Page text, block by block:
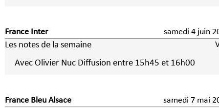
France Inter samedi 4
Les notes de la semaine
Avec Olivier Nuc Diffusion entre 15h45 et 16h00
France Bleu Alsace samedi 7